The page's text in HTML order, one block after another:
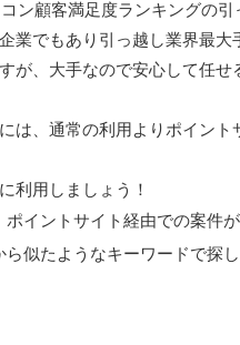
ン顧客満足度ランキングの引
業でもあり引っ越し業界最大
が、大手なので安心して任せ
は、通常の利用より ポイント
利用しましょう！
イントサイト経由での案件
似たようなキーワードで探